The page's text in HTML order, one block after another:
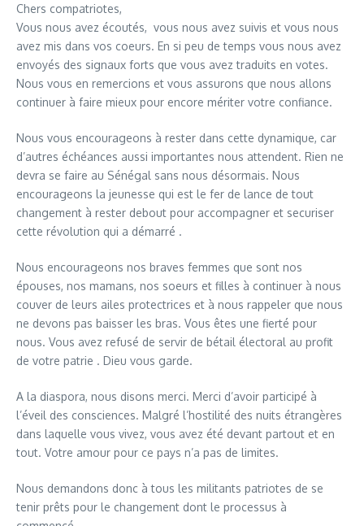
Chers compatriotes,
Vous nous avez écoutés, vous nous avez suivis et vous nous
avez mis dans vos coeurs. En si peu de temps vous nous avez
envoyés des signaux forts que vous avez traduits en votes.
Nous vous en remercions et vous assurons que nous allons
continuer à faire mieux pour encore mériter votre confiance.
Nous vous encourageons à rester dans cette dynamique, car
d’autres échéances aussi importantes nous attendent. Rien ne
devra se faire au Sénégal sans nous désormais. Nous
encourageons la jeunesse qui est le fer de lance de tout
changement à rester debout pour accompagner et securiser
cette révolution qui a démarré .
Nous encourageons nos braves femmes que sont nos
épouses, nos mamans, nos soeurs et filles à continuer à nous
couver de leurs ailes protectrices et à nous rappeler que nous
ne devons pas baisser les bras. Vous êtes une fierté pour
nous. Vous avez refusé de servir de bétail électoral au profit
de votre patrie . Dieu vous garde.
A la diaspora, nous disons merci. Merci d’avoir participé à
l’éveil des consciences. Malgré l’hostilité des nuits étrangères
dans laquelle vous vivez, vous avez été devant partout et en
tout. Votre amour pour ce pays n’a pas de limites.
Nous demandons donc à tous les militants patriotes de se
tenir prêts pour le changement dont le processus à